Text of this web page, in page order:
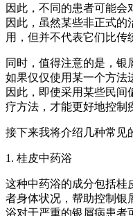
因此，不同的患者可能会
因此，虽然某些非正式的
用，但并不代表它们比传
同时，值得注意的是，银
如果仅仅使用某一个方法
因此，即使采用某些民间
疗方法，才能更好地控制
接下来我将介绍几种常见
1. 桂皮中药浴
这种中药浴的成分包括桂
者身体状况，帮助控制银
浴对于严重的银屑病患者